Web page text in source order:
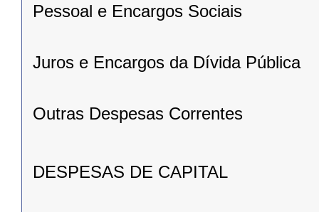
Pessoal e Encargos Sociais
Juros e Encargos da Dívida Pública
Outras Despesas Correntes
DESPESAS DE CAPITAL